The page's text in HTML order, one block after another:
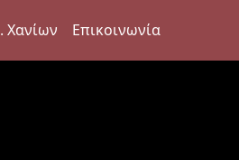
Χανίων Επικοινωνία